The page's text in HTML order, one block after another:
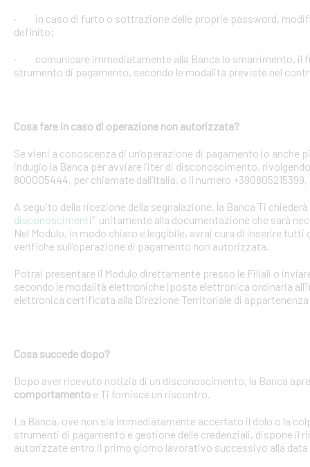
· in caso di furto o sottrazione delle proprie password,
definito;
· comunicare immediatamente alla Banca lo smarrimento, il
strumento di pagamento, secondo le modalità previste nel
Cosa fare in caso di operazione non autorizzata?
Se vieni a conoscenza di un’operazione di pagamento (o
indugio la Banca per avviare l’iter di disconoscimento,
800005444, per chiamate dall’Italia, o il numero
A seguito della ricezione della segnalazione, la Banca Ti
disconoscimenti” unitamente alla documentazione che sarà
Nel Modulo, in modo chiaro e leggibile, avrai cura di inserire
verifiche sull’operazione di pagamento non autorizzata.
Potrai presentare il Modulo direttamente presso le Filiali o
secondo le modalità elettroniche (posta elettronica ordinaria
elettronica certificata alla Direzione Territoriale di
Cosa succede dopo?
Dopo aver ricevuto notizia di un disconoscimento, la Banca
comportamento e Ti fornisce un riscontro.
La Banca, ove non sia immediatamente accertato il dolo o la
strumenti di pagamento e gestione delle credenziali, dispone il
autorizzate entro il primo giorno lavorativo successivo alla data